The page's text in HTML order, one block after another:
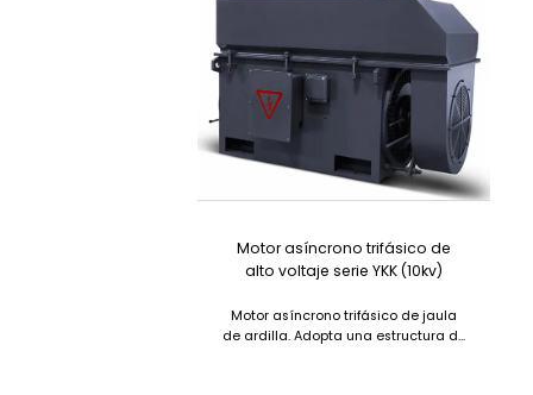
Motor asíncrono trifásico de
alto voltaje serie YKK (10kv)
Motor asíncrono trifásico de jaula
de ardilla. Adopta una estructura de